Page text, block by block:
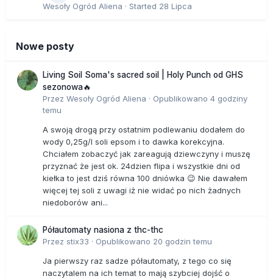
Wesoły Ogród Aliena · Started 28 Lipca
Nowe posty
Living Soil Soma's sacred soil | Holy Punch od GHS
sezonowa🔥
Przez Wesoły Ogród Aliena · Opublikowano 4 godziny
temu
A swoją drogą przy ostatnim podlewaniu dodałem do
wody 0,25g/l soli epsom i to dawka korekcyjna.
Chciałem zobaczyć jak zareagują dziewczyny i muszę
przyznać że jest ok. 24dzien flipa i wszystkie dni od
kiełka to jest dziś równa 100 dniówka 😉 Nie dawałem
więcej tej soli z uwagi iż nie widać po nich żadnych
niedoborów ani...
Półautomaty nasiona z thc-thc
Przez stix33 · Opublikowano 20 godzin temu
Ja pierwszy raz sadze półautomaty, z tego co się
naczytalem na ich temat to mają szybciej dojść o